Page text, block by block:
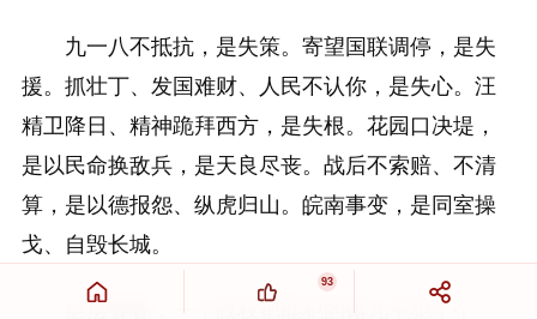
九一八不抵抗，是失策。寄望国联调停，是失
援。抓壮丁、发国难财、人民不认你，是失心。汪
精卫降日、精神跪拜西方，是失根。花园口决堤，
是以民命换敌兵，是天良尽丧。战后不索赔、不清
算，是以德报怨、纵虎归山。皖南事变，是同室操
戈、自毁长城。
层层叠叠，一个政权把能犯的错几乎犯了个
93